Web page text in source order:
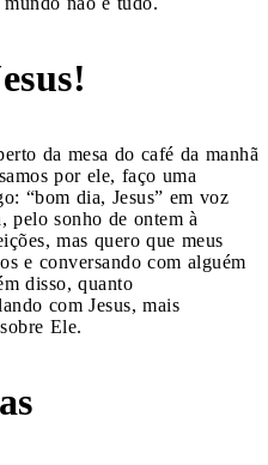
da mesa do café da manhã
por ele, faço uma
“bom dia, Jesus” em voz
pelo sonho de ontem à
mas quero que meus
e conversando com alguém
disso, quanto
com Jesus, mais
Ele.